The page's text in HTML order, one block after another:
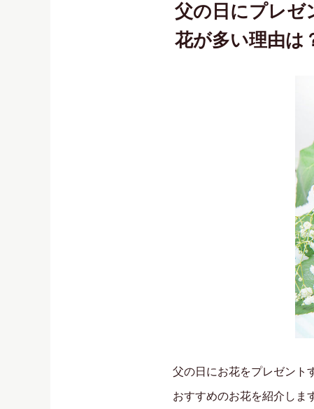
父の日にプレゼ
花が多い理由は
父の日にお花をプレゼント
おすすめのお花を紹介しま